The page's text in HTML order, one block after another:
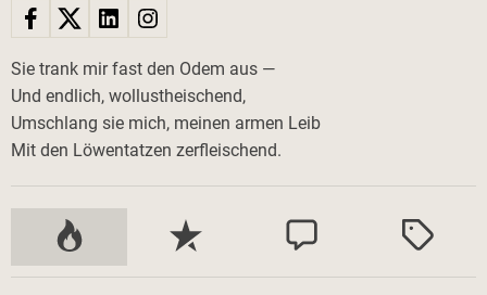
Sie trank mir fast den Odem aus —
Und endlich, wollustheischend,
Umschlang sie mich, meinen armen Leib
Mit den Löwentatzen zerfleischend.
P
S
e
M